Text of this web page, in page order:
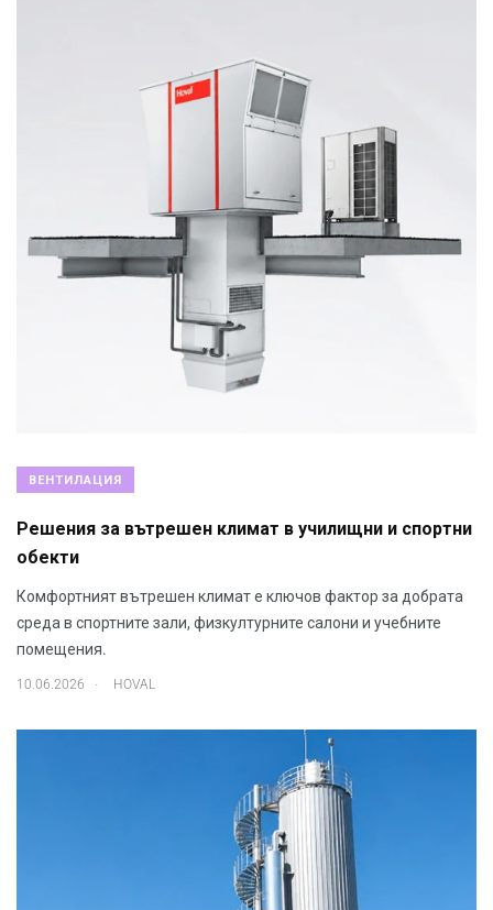
ВЕНТИЛАЦИЯ
Решения за вътрешен климат в училищни и спортни
обекти
Комфортният вътрешен климат е ключов фактор за добрата
среда в спортните зали, физкултурните салони и учебните
помещения.
10.06.2026 . HOVAL